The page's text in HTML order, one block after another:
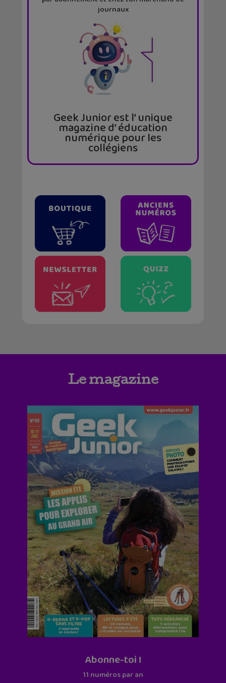
journaux
Geek Junior est l’ unique
magazine d’ éducation
numérique pour les
collégiens
Le magazine
Abonne-toi !
11 numéros par an